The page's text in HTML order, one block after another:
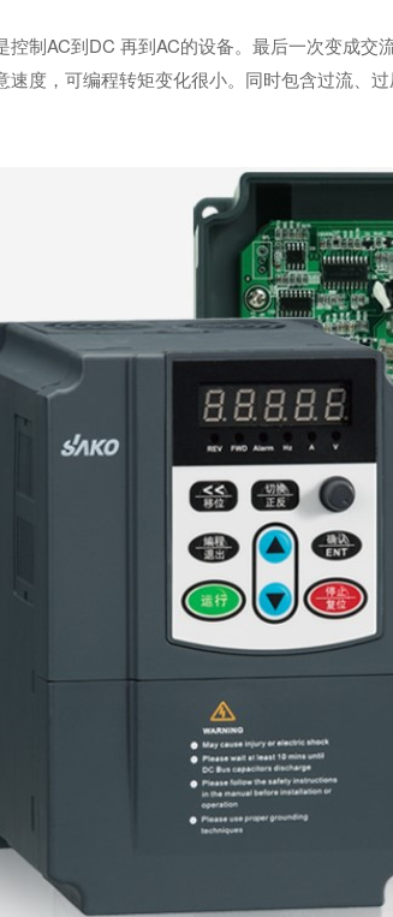
控制AC到DC 再到AC的设备。 最后一次变成交
速度，可编程转矩变化很小。同时包含过流、